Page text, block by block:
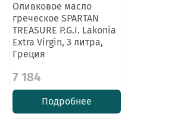
Оливковое масло
греческое SPARTAN
TREASURE P.G.I. Lakonia
Extra Virgin, 3 литра,
Греция
7 184
Подробнее